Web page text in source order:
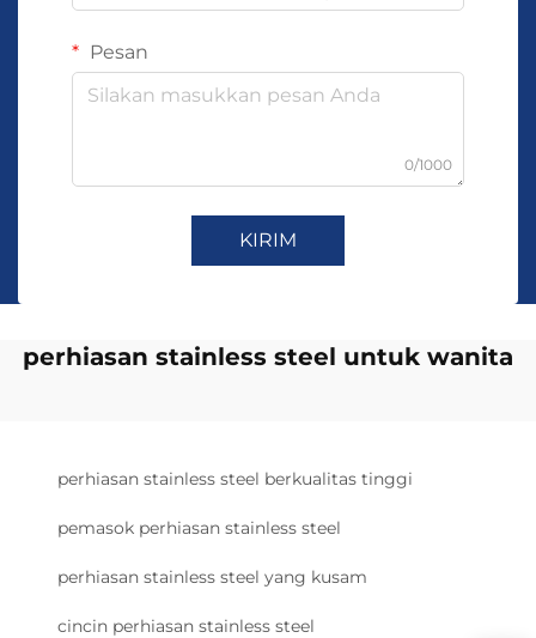
Pesan
0/1000
KIRIM
perhiasan stainless steel untuk wanita
perhiasan stainless steel berkualitas tinggi
pemasok perhiasan stainless steel
perhiasan stainless steel yang kusam
cincin perhiasan stainless steel